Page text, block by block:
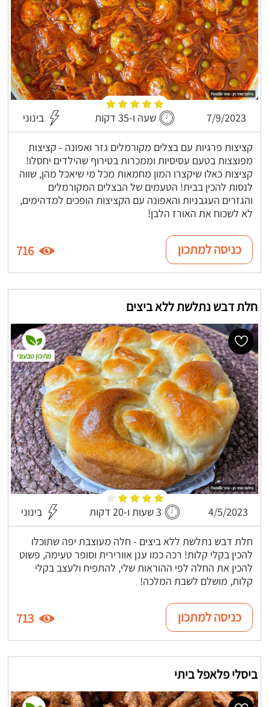
7/9/2023 שעה ו-35 דקות בינוני
קציצות פרגיות עם בצלים מקורמלים גזר ואפונה - קציצות
מפוצצות בטעם עסיסיות וממכרות בטירוף שהילדים יחסלו!
קציצות כאלו שיקצרו המון מחמאות מכל מי שיאכל מהן, שווה
לנסות להכין בבית! הטעמים של הבצלים המקורמלים
והגזרים העגבניות והאפונה עם הקציצות הופכים למדהימים,
לא לשכוח את האורז הלבן!
כניסה למתכון 716
חלת דבש נתלשת ללא ביצים
4/5/2023 3 שעות ו-20 דקות בינוני
חלת דבש נתלשת ללא ביצים - חלה מעוצבת יפה שתוכלו
להכין בקלי קלות! רכה כמו ענן אוורירית וסופר טעימה, פשוט
להכין את החלה לפי ההוראות שלי, להתפיח ולעצב בקלי
קלות, מושלם לשבת המלכה!
מתכון טבעוני
כניסה למתכון 713
ביסלי פלאפל ביתי